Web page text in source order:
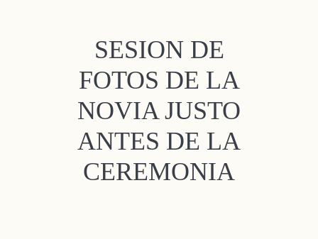
SESION DE
FOTOS DE LA
NOVIA JUSTO
ANTES DE LA
CEREMONIA